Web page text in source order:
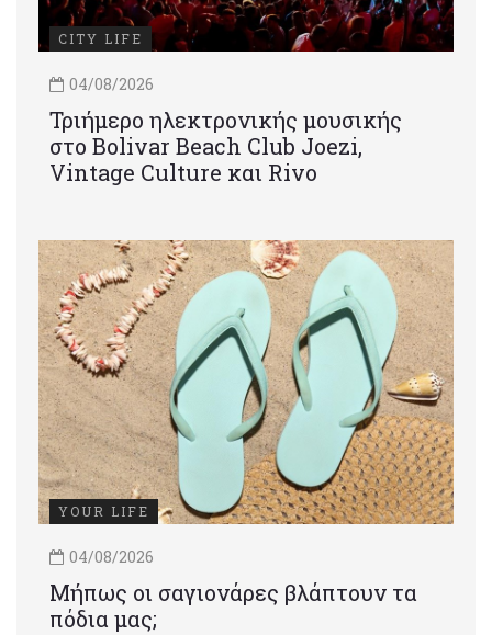
CITY LIFE
04/08/2026
Τριήμερο ηλεκτρονικής μουσικής
στο Bolivar Beach Club Joezi,
Vintage Culture και Rivo
YOUR LIFE
04/08/2026
Μήπως οι σαγιονάρες βλάπτουν τα
πόδια μας;